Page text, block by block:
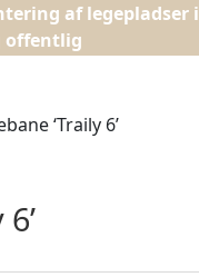
‘Traily 6’